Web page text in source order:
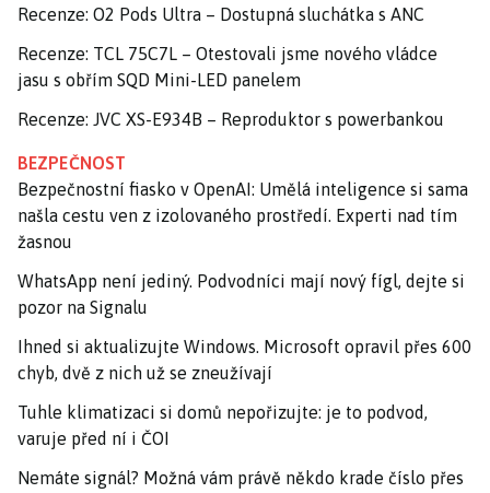
Recenze: O2 Pods Ultra – Dostupná sluchátka s ANC
Recenze: TCL 75C7L – Otestovali jsme nového vládce
jasu s obřím SQD Mini-LED panelem
Recenze: JVC XS-E934B – Reproduktor s powerbankou
BEZPEČNOST
Bezpečnostní fiasko v OpenAI: Umělá inteligence si sama
našla cestu ven z izolovaného prostředí. Experti nad tím
žasnou
WhatsApp není jediný. Podvodníci mají nový fígl, dejte si
pozor na Signalu
Ihned si aktualizujte Windows. Microsoft opravil přes 600
chyb, dvě z nich už se zneužívají
Tuhle klimatizaci si domů nepořizujte: je to podvod,
varuje před ní i ČOI
Nemáte signál? Možná vám právě někdo krade číslo přes